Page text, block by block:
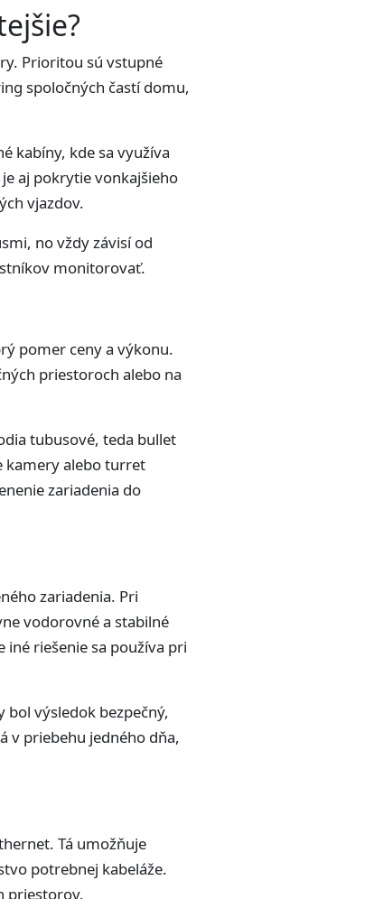
Prioritou sú vstupné
spoločných častí domu,
kabíny, kde sa využíva
aj pokrytie vonkajšieho
vjazdov.
no vždy závisí od
monitorovať.
pomer ceny a výkonu.
priestoroch alebo na
tubusové, teda bullet
kamery alebo turret
zariadenia do
zariadenia. Pri
vodorovné a stabilné
riešenie sa používa pri
výsledok bezpečný,
v priebehu jedného dňa,
Tá umožňuje
potrebnej kabeláže.
priestorov.